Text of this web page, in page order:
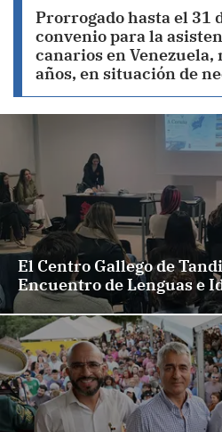
Prorrogado hasta el 31
convenio para la
canarios en Venezuela,
años, en situación de
El Centro Gallego de
Encuentro de Lenguas e